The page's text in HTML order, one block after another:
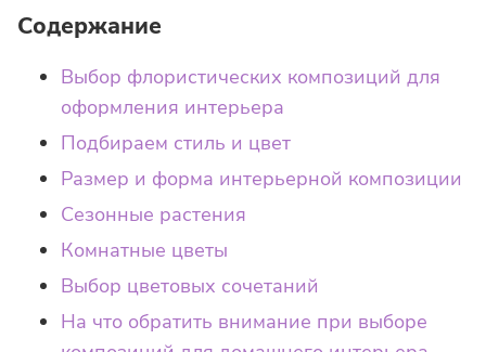
Содержание
Выбор флористических композиций для
оформления интерьера
Подбираем стиль и цвет
Размер и форма интерьерной композиции
Сезонные растения
Комнатные цветы
Выбор цветовых сочетаний
На что обратить внимание при выборе